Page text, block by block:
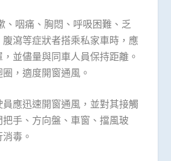
、咽痛、胸悶、呼吸困難、乏
瀉等症狀者搭乘私家車時，應
並儘量與同車人員保持距離。
，適度開窗通風。
應迅速開窗通風，並對其接觸
手、方向盤、車窗、擋風玻
毒。